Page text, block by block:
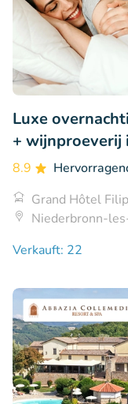
Luxe
+ wijnproeverij
8.9
Grand Hôtel
Niederbronn-
Verkauft: 22